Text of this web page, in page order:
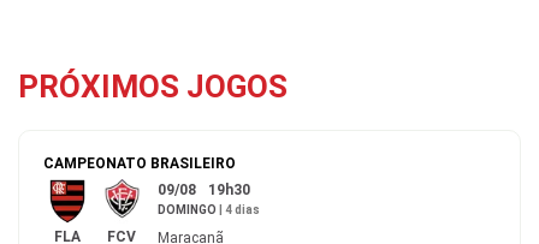
PRÓXIMOS JOGOS
CAMPEONATO BRASILEIRO
FLA FCV
09/08 19h30
DOMINGO 4 dias
Maracanã